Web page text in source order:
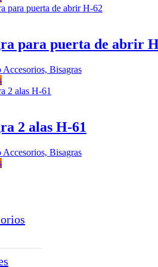
para puerta de abrir
Accesorios, Bisagras
2 alas H-61
Accesorios, Bisagras